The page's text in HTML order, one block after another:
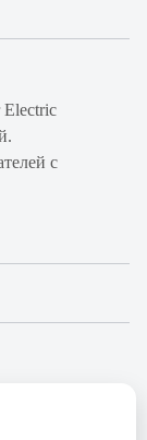
Electric
с
от реального